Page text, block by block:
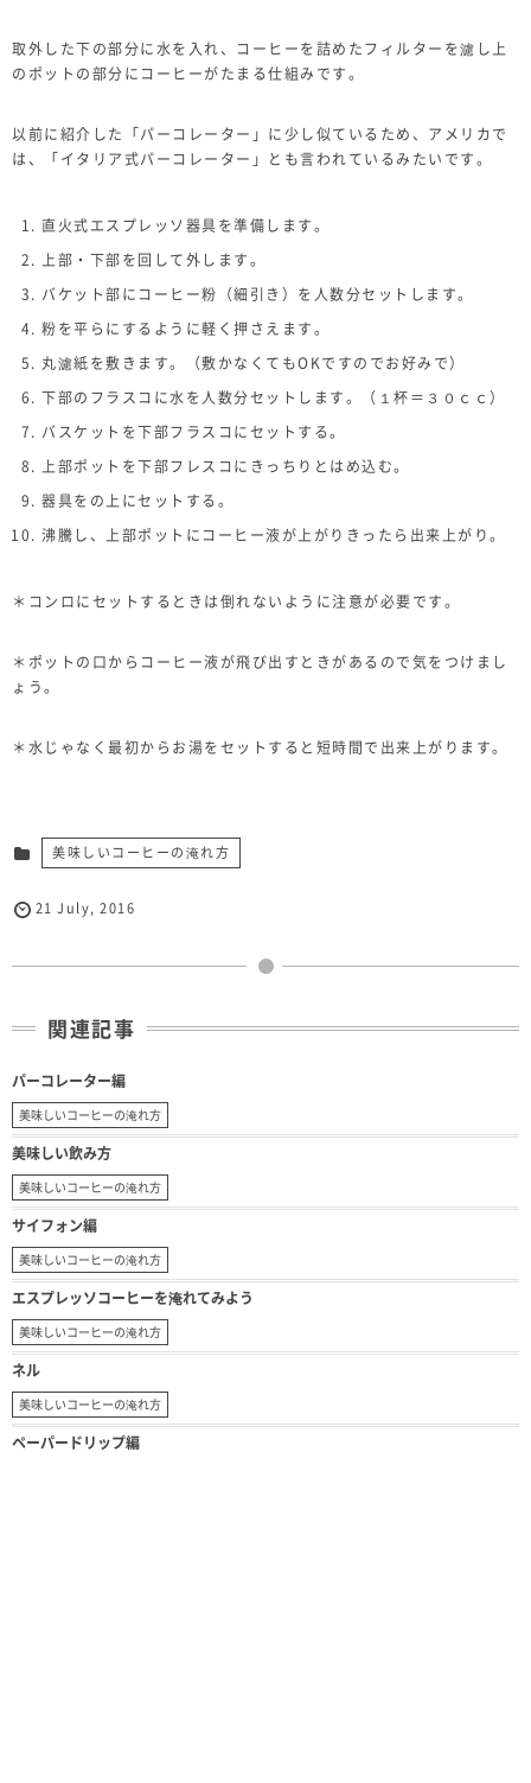
取外した下の部分に水を入れ、コーヒーを詰めたフィルターを濾し上
のポットの部分にコーヒーがたまる仕組みです。
以前に紹介した「パーコレーター」に少し似ているため、アメリカで
は、「イタリア式パーコレーター」とも言われているみたいです。
直火式エスプレッソ器具を準備します。
上部・下部を回して外します。
バケット部にコーヒー粉（細引き）を人数分セットします。
粉を平らにするように軽く押さえます。
丸濾紙を敷きます。（敷かなくてもOKですのでお好みで）
下部のフラスコに水を人数分セットします。（１杯＝３０ｃｃ）
バスケットを下部フラスコにセットする。
上部ポットを下部フレスコにきっちりとはめ込む。
器具をの上にセットする。
沸騰し、上部ポットにコーヒー液が上がりきったら出来上がり。
＊コンロにセットするときは倒れないように注意が必要です。
＊ポットの口からコーヒー液が飛び出すときがあるので気をつけまし
ょう。
＊水じゃなく最初からお湯をセットすると短時間で出来上がります。
美味しいコーヒーの淹れ方
21 July,2016
関連記事
パーコレーター編
美味しいコーヒーの淹れ方
美味しい飲み方
美味しいコーヒーの淹れ方
サイフォン編
美味しいコーヒーの淹れ方
エスプレッソコーヒーを淹れてみよう
美味しいコーヒーの淹れ方
ネル
美味しいコーヒーの淹れ方
ペーパードリップ編